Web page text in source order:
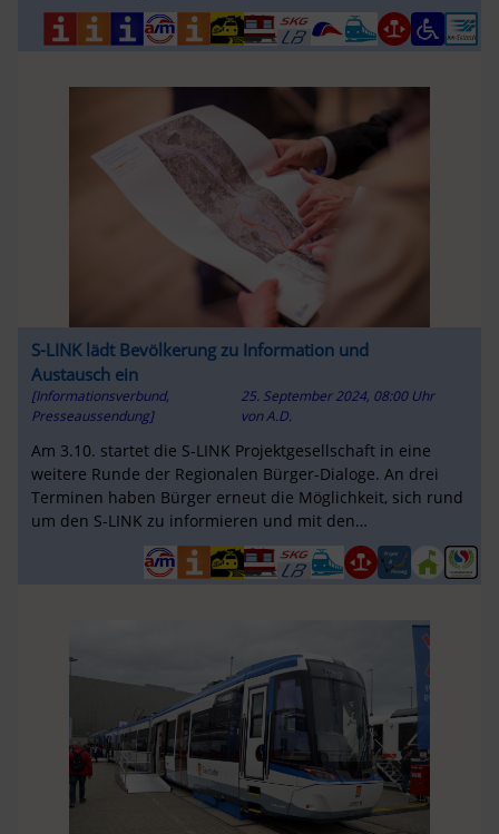
S-LINK lädt Bevölkerung zu Information und
Austausch ein
[Informationsverbund,
Presseaussendung]
25. September 2024, 08:00 Uhr
vonA.D.
Am 3.10. startet die S-LINK Projektgesellschaft in eine
weitere Runde der Regionalen Bürger-Dialoge. An drei
Terminen haben Bürger erneut die Möglichkeit, sich rund
um den S-LINK zu informieren und mit den
Fachexpert:innen auszutauschen.